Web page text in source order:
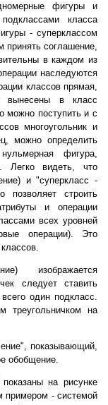
фигуры и
класса
- суперклассом
принять соглашение,
в каждом из
наследуются
классов прямая,
вынесены в класс
можно поступить и с
многоугольник и
можно определить
фигура,
Легко видеть, что
и "суперкласс -
позволяет строить
и операции
всех уровней
операции). Это
изображается
следует ставить
один подкласс.
треугольничком на
показывающий,
обобщение.
на рисунке
примером - системой